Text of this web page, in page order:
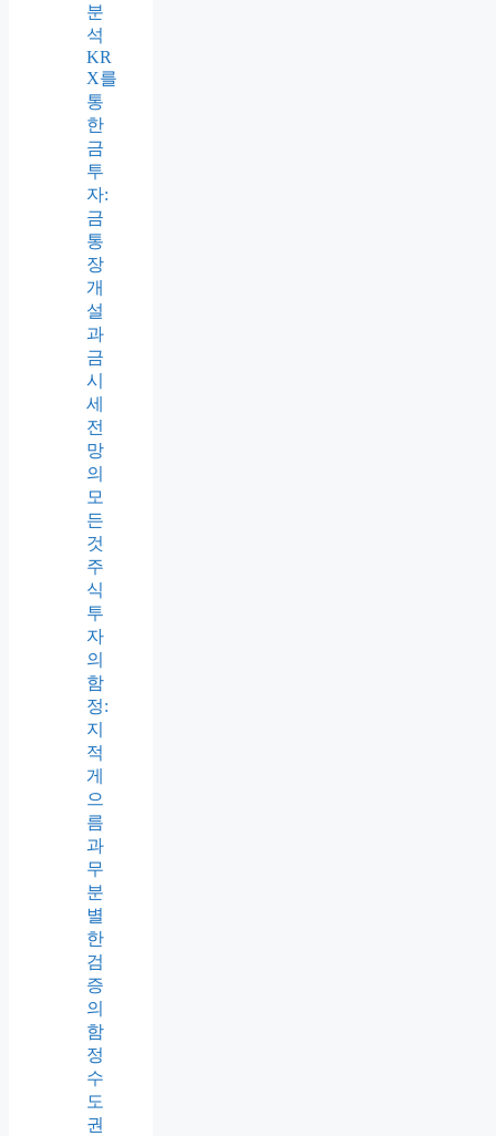
분
석
KR
X를
통
한
금
투
자:
금
통
장
개
설
과
금
시
세
전
망
의
모
든
것
주
식
투
자
의
함
정:
지
적
게
으
름
과
무
분
별
한
검
증
의
함
정
수
도
권